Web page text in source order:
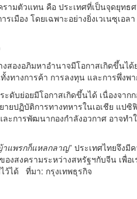
รามตัวแทน คือ ประเทศที่เป็นจุดยุท
เมือง โดยเฉพาะอย่างยิ่งเวเนซุเอ
สองอภิมหาอำนาจมีโอกาสเกิดขึ้นไ
งทางการค้า การลงทุน และการพึ่ง
ดับย่อยมีโอกาสเกิดขึ้นได้ เนื่องจา
ยปฏิบัติการทางทหารในเอเชีย แป
ะการพัฒนากองกำลังอวกาศ อาจท
แพรกก็แหลกลาญ” ประเทศไทยจึงมี
งสงครามระหว่างสหรัฐฯกับจีน เพื่อ
ว้ได้ ที่มา: กรุงเทพธุรกิจ